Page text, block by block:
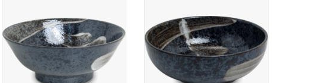
TOEVOEGEN AAN WINKELWAGEN
TOEVOEGEN AAN WINKELWAGEN